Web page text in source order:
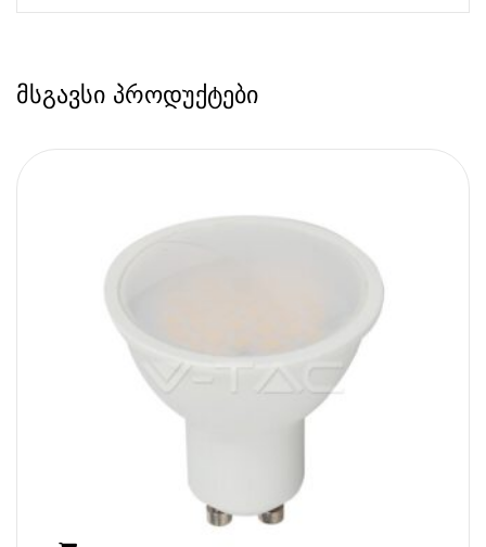
მსგავსი პროდუქტები